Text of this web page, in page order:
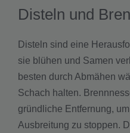
Disteln und
Disteln sind eine
sie blühen und Samen
besten durch Abmähen
Schach halten.
gründliche Entfernung,
Ausbreitung zu stoppen.